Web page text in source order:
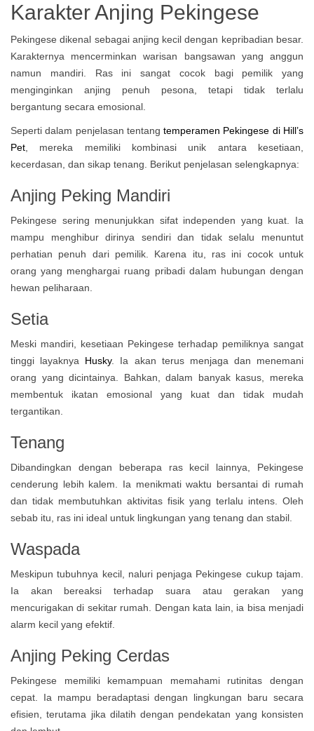
Karakter Anjing Pekingese
Pekingese dikenal sebagai anjing kecil dengan kepribadian besar.
Karakternya mencerminkan warisan bangsawan yang anggun
namun mandiri. Ras ini sangat cocok bagi pemilik yang
menginginkan anjing penuh pesona, tetapi tidak terlalu
bergantung secara emosional.
Seperti dalam penjelasan tentang temperamen Pekingese di Hill’s
Pet , mereka memiliki kombinasi unik antara kesetiaan,
kecerdasan, dan sikap tenang. Berikut penjelasan selengkapnya:
Anjing Peking Mandiri
Pekingese sering menunjukkan sifat independen yang kuat. Ia
mampu menghibur dirinya sendiri dan tidak selalu menuntut
perhatian penuh dari pemilik. Karena itu, ras ini cocok untuk
orang yang menghargai ruang pribadi dalam hubungan dengan
hewan peliharaan.
Setia
Meski mandiri, kesetiaan Pekingese terhadap pemiliknya sangat
tinggi layaknya Husky. Ia akan terus menjaga dan menemani
orang yang dicintainya. Bahkan, dalam banyak kasus, mereka
membentuk ikatan emosional yang kuat dan tidak mudah
tergantikan.
Tenang
Dibandingkan dengan beberapa ras kecil lainnya, Pekingese
cenderung lebih kalem. Ia menikmati waktu bersantai di rumah
dan tidak membutuhkan aktivitas fisik yang terlalu intens. Oleh
sebab itu, ras ini ideal untuk lingkungan yang tenang dan stabil.
Waspada
Meskipun tubuhnya kecil, naluri penjaga Pekingese cukup tajam.
Ia akan bereaksi terhadap suara atau gerakan yang
mencurigakan di sekitar rumah. Dengan kata lain, ia bisa menjadi
alarm kecil yang efektif.
Anjing Peking Cerdas
Pekingese memiliki kemampuan memahami rutinitas dengan
cepat. Ia mampu beradaptasi dengan lingkungan baru secara
efisien, terutama jika dilatih dengan pendekatan yang konsisten